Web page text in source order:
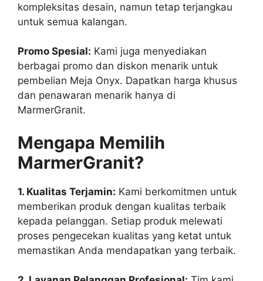
kompleksitas desain, namun tetap terjangkau
untuk semua kalangan.
Promo Spesial: Kami juga menyediakan
berbagai promo dan diskon menarik untuk
pembelian Meja Onyx. Dapatkan harga khusus
dan penawaran menarik hanya di
MarmerGranit.
Mengapa Memilih
MarmerGranit?
1. Kualitas Terjamin: Kami berkomitmen untuk
memberikan produk dengan kualitas terbaik
kepada pelanggan. Setiap produk melewati
proses pengecekan kualitas yang ketat untuk
memastikan Anda mendapatkan yang terbaik.